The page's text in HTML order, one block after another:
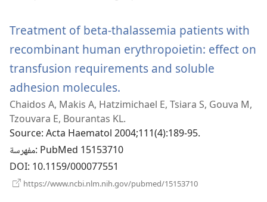
Treatment of beta-thalassemia patients with
recombinant human erythropoietin: effect on
transfusion requirements and soluble
adhesion molecules.
نافذة
جديدة)
Chaidos A, Makis A, Hatzimichael E, Tsiara S, Gouva M,
Tzouvara E, Bourantas KL.
Source‎: Acta Haematol 2004;111(4):189-95.
مفهرسة‎: PubMed 15153710
DOI‎: 10.1159/000077551
https://www.ncbi.nlm.nih.gov/pubmed/15153710